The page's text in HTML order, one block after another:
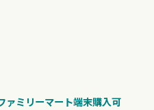
ァミリーマート端末購入可